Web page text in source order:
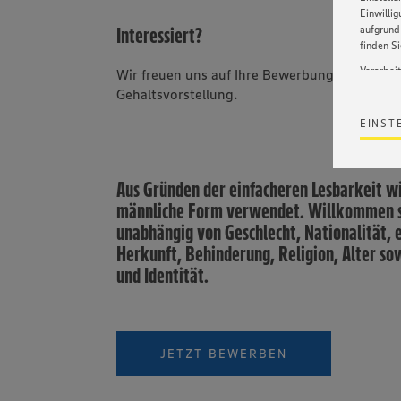
finden
Wir
ohne
Satz 1
wissen
Policy
Interessiert?
Wir freuen uns auf Ihre Bewerbung mit
Gehaltsvorstellung.
Aus Gründen der einfacheren Lesbarkeit
männliche Form verwendet. Willkommen
unabhängig von Geschlecht, Nationalität,
Herkunft, Behinderung, Religion, Alter
und Identität.
JETZT BEWERBEN